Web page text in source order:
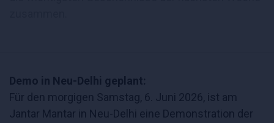
Demo in Neu-Delhi geplant:
Für den morgigen Samstag, 6. Juni 2026, ist am
Jantar Mantar in Neu-Delhi eine Demonstration der